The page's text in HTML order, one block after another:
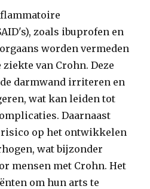
zoals ibuprofen en
worden vermeden
van Crohn. Deze
darmwand irriteren en
wat kan leiden tot
Daarnaast
risico op het ontwikkelen
wat bijzonder
mensen met Crohn. Het
om hun arts te